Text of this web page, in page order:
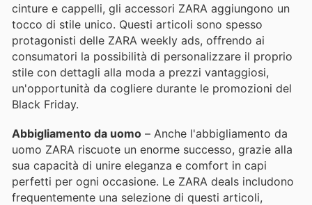
cinture e cappelli, gli accessori ZARA aggiungono un
tocco di stile unico. Questi articoli sono spesso
protagonisti delle ZARA weekly ads, offrendo ai
consumatori la possibilità di personalizzare il proprio
stile con dettagli alla moda a prezzi vantaggiosi,
un'opportunità da cogliere durante le promozioni del
Black Friday.
Abbigliamento da uomo – Anche l'abbigliamento da
uomo ZARA riscuote un enorme successo, grazie alla
sua capacità di unire eleganza e comfort in capi
perfetti per ogni occasione. Le ZARA deals includono
frequentemente una selezione di questi articoli,